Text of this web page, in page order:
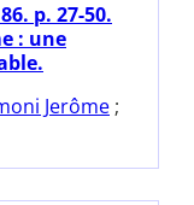
p. 27-50.
: une
Jerôme ;